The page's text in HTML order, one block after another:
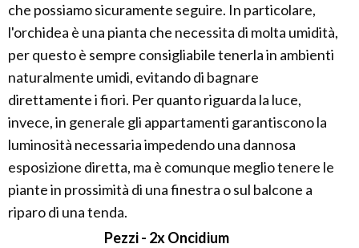
che possiamo sicuramente seguire. In particolare,
l'orchidea è una pianta che necessita di molta umidità,
per questo è sempre consigliabile tenerla in ambienti
naturalmente umidi, evitando di bagnare
direttamente i fiori. Per quanto riguarda la luce,
invece, in generale gli appartamenti garantiscono la
luminosità necessaria impedendo una dannosa
esposizione diretta, ma è comunque meglio tenere le
piante in prossimità di una finestra o sul balcone a
riparo di una tenda.
Pezzi - 2x Oncidium